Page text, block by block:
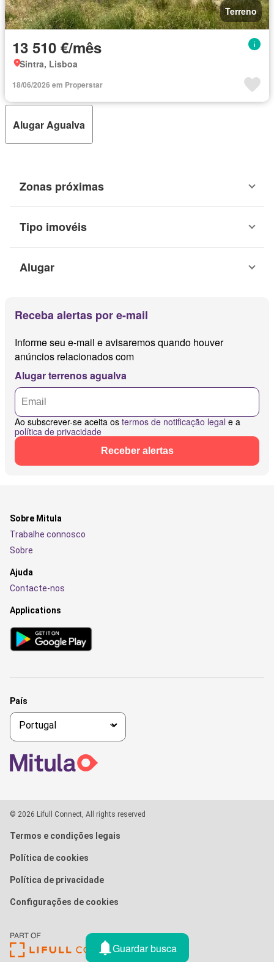
Terreno
13 510 €/mês
Sintra, Lisboa
18/06/2026 em Properstar
Alugar Agualva
Zonas próximas
Tipo imovéis
Alugar
Receba alertas por e-mail
Informe seu e-mail e avisaremos quando houver
anúncios relacionados com
Alugar terrenos agualva
Ao subscrever-se aceita os termos de notificação legal e a
política de privacidade
Receber alertas
Guardar busca
Sobre Mitula
Trabalhe connosco
Sobre
Ajuda
Contacte-nos
Applications
País
© 2026 Lifull Connect, All rights reserved
Termos e condições legais
Política de cookies
Política de privacidade
Configurações de cookies